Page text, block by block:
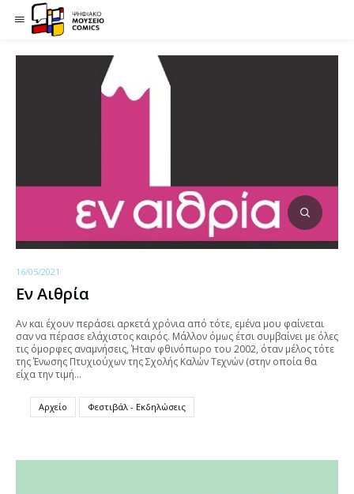
16/05/2021
Εν Αιθρία
Αν και έχουν περάσει αρκετά χρόνια από τότε, εμένα μου φαίνεται
σαν να πέρασε ελάχιστος καιρός. Μάλλον όμως έτσι συμβαίνει με όλες
τις όμορφες αναμνήσεις, Ήταν φθινόπωρο του 2002, όταν μέλος τότε
της Ένωσης Πτυχιούχων της Σχολής Καλών Τεχνών (στην οποία θα
είχα την τιμή…
Αρχείο Φεστιβάλ - Εκδηλώσεις